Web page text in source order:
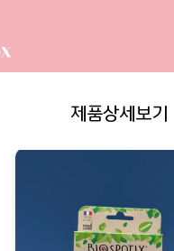
제품상세보기